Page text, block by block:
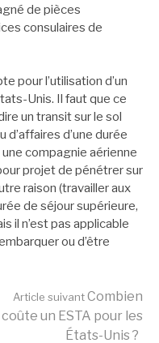
de pièces
consulaires de
pour l’utilisation d’un
Unis. Il faut que ce
un transit sur le sol
d’une durée
compagnie aérienne
projet de pénétrer sur
raison (travailler aux
de séjour supérieure,
il n’est pas applicable
ou d’être
Article suivantCombien
coûte un ESTA pour les
États-Unis ?